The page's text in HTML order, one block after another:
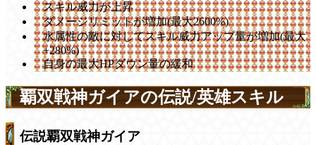
スキル威力が上昇
ダメージリミットが増加(最大2600%)
水属性の敵に対してスキル威力アップ量が増加(最大
+280%)
自身の最大HPダウン量の緩和
覇双戦神ガイアの伝説/英雄スキル
伝説覇双戦神ガイア